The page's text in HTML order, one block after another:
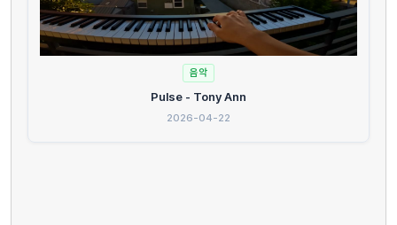
음악
Pulse - Tony Ann
2026-04-22